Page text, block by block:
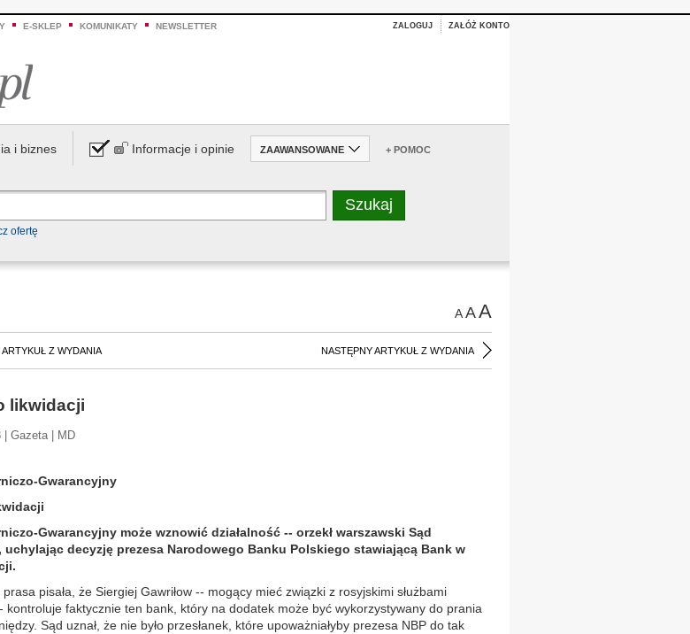
E-SKLEP KOMUNIKATY NEWSLETTER ZALOGUJ ZAŁÓŻ KONTO
i biznes Informacje i opinie ZAAWANSOWANE + POMOC
ofertę
AAA
Z WYDANIA NASTĘPNY ARTYKUŁ Z WYDANIA
likwidacji
| Gazeta | MD
Gwarancyjny
Gwarancyjny może wznowić działalność -- orzekł warszawski Sąd
uchylając decyzję prezesa Narodowego Banku Polskiego stawiającą Bank w
pisała, że Siergiej Gawriłow -- mogący mieć związki z rosyjskimi służbami
kontroluje faktycznie ten bank, który na dodatek może być wykorzystywany do prania
Sąd uznał, że nie było przesłanek, które upoważniałyby prezesa NBP do tak